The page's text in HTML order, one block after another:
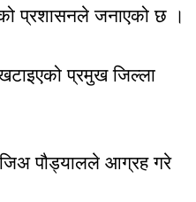
प्रशासनले जनाएको छ ।
प्रमुख जिल्ला
पौड्यालले आग्रह गरे